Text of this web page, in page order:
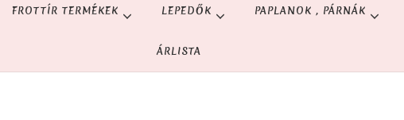
FROTTÍR TERMÉKEK LEPEDŐK PAPLANOK , PÁRNÁK
ÁRLISTA